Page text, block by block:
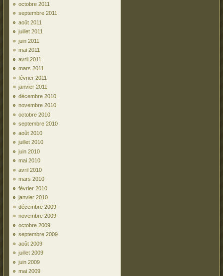
octobre 2011
septembre 2011
août 2011
juillet 2011
juin 2011
mai 2011
avril 2011
mars 2011
février 2011
janvier 2011
décembre 2010
novembre 2010
octobre 2010
septembre 2010
août 2010
juillet 2010
juin 2010
mai 2010
avril 2010
mars 2010
février 2010
janvier 2010
décembre 2009
novembre 2009
octobre 2009
septembre 2009
août 2009
juillet 2009
juin 2009
mai 2009